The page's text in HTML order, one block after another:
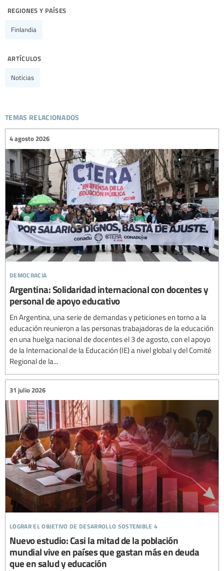
regiones y países
Finlandia
artículos
Noticias
temas relacionados
democracia
4 agosto 2026
Argentina: Solidaridad internacional con docentes y
personal de apoyo educativo
En Argentina, una serie de demandas y peticiones en torno a la
educación reunieron a las personas trabajadoras de la educación
en una huelga nacional de docentes el 3 de agosto, con el apoyo
de la Internacional de la Educación (IE) a nivel global y del Comité
Regional de la...
lograr el objetivo de desarrollo sostenible 4
31 julio 2026
Nuevo estudio: Casi la mitad de la población
mundial vive en países que gastan más en deuda
que en salud y educación